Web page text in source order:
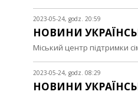
2023-05-24, godz. 20:59
НОВИНИ
Міський центр підтримки
2023-05-24, godz. 08:29
НОВИНИ